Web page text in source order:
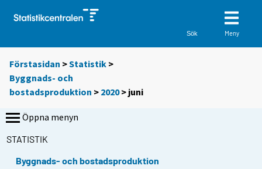
Sök Meny
Förstasidan >Statistik >
Byggnads- och
bostadsproduktion > 2020> juni
Öppna menyn
STATISTIK
Byggnads- och bostadsproduktion